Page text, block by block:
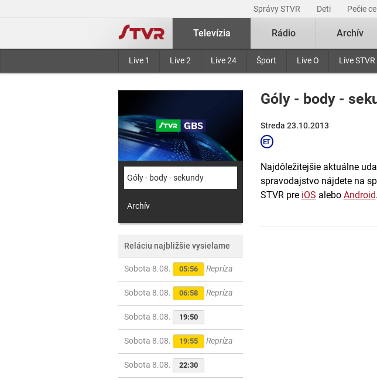
Správy STVR Deti Pečie
Televízia
Live 1 Live 2 Live 24 Šport Live O Live STVR
Rádio Archív
Góly - body - sekundy
Archív
Reláciu najbližšie vysielame
Sobota 8.08. 05:56 Repríza
Sobota 8.08. 06:58 Repríza
Sobota 8.08. 19:50
Sobota 8.08. 19:55 Repríza
Sobota 8.08. 22:30
Góly - body -
Streda 23.10.2013
Najdôležitejšie aktuálne
spravodajstvo nájdete na
STVR pre iOS alebo Android.